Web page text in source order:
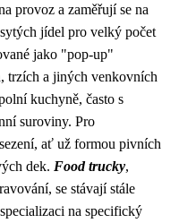
provoz a zaměřují se na
jídel pro velký počet
jako "pop-up"
trzích a jiných venkovních
kuchyně, často s
suroviny. Pro
ať už formou pivních
dek. Food trucky,
se stávají stále
na specifický